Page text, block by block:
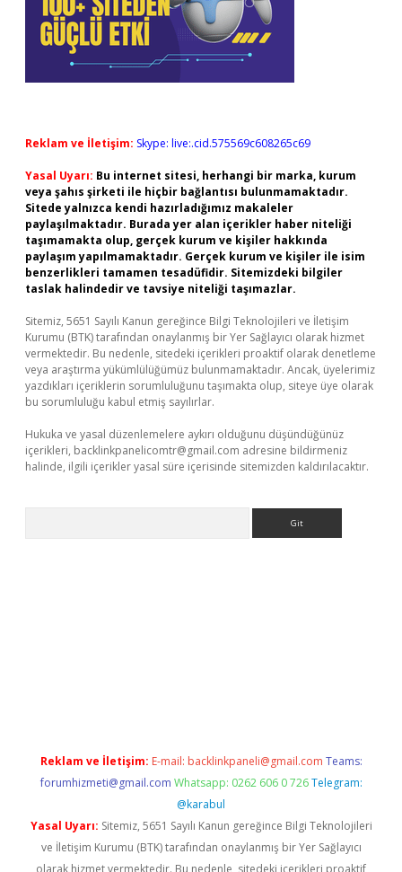
Reklam ve İletişim: Skype: live:.cid.575569c608265c69
Yasal Uyarı: Bu internet sitesi, herhangi bir marka, kurum
veya şahıs şirketi ile hiçbir bağlantısı bulunmamaktadır.
Sitede yalnızca kendi hazırladığımız makaleler
paylaşılmaktadır. Burada yer alan içerikler haber niteliği
taşımamakta olup, gerçek kurum ve kişiler hakkında
paylaşım yapılmamaktadır. Gerçek kurum ve kişiler ile isim
benzerlikleri tamamen tesadüfidir. Sitemizdeki bilgiler
taslak halindedir ve tavsiye niteliği taşımazlar.
Sitemiz, 5651 Sayılı Kanun gereğince Bilgi Teknolojileri ve İletişim
Kurumu (BTK) tarafından onaylanmış bir Yer Sağlayıcı olarak hizmet
vermektedir. Bu nedenle, sitedeki içerikleri proaktif olarak denetleme
veya araştırma yükümlülüğümüz bulunmamaktadır. Ancak, üyelerimiz
yazdıkları içeriklerin sorumluluğunu taşımakta olup, siteye üye olarak
bu sorumluluğu kabul etmiş sayılırlar.
Hukuka ve yasal düzenlemelere aykırı olduğunu düşündüğünüz
içerikleri, backlinkpanelicomtr@gmail.com adresine bildirmeniz
halinde, ilgili içerikler yasal süre içerisinde sitemizden kaldırılacaktır.
Reklam ve İletişim: E-mail: backlinkpaneli@gmail.com Teams:
forumhizmeti@gmail.com Whatsapp: 0262 606 0 726 Telegram:
@karabul
Yasal Uyarı: Sitemiz, 5651 Sayılı Kanun gereğince Bilgi Teknolojileri
ve İletişim Kurumu (BTK) tarafından onaylanmış bir Yer Sağlayıcı
olarak hizmet vermektedir. Bu nedenle, sitedeki içerikleri proaktif